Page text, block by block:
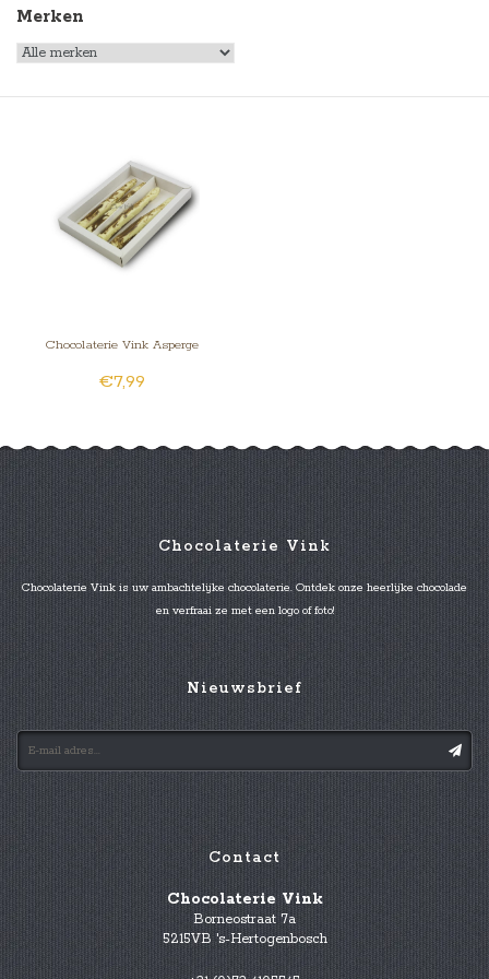
Merken
Chocolaterie Vink Asperge
€7,99
Chocolaterie Vink
Chocolaterie Vink is uw ambachtelijke chocolaterie. Ontdek onze heerlijke chocolade
en verfraai ze met een logo of foto!
Nieuwsbrief
Contact
Chocolaterie Vink
Borneostraat 7a
5215VB 's-Hertogenbosch